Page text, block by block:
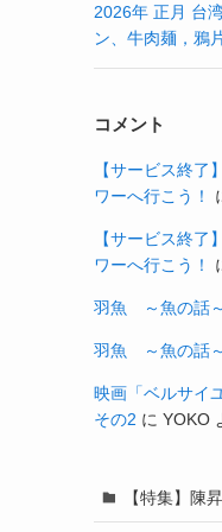
2026年 正月 台
ン、牛肉麺，鴉
コメント
【サービス終了
ワーへ行こう！
【サービス終了
ワーへ行こう！
羽魚 ～魚の話～
羽魚 ～魚の話～
映画「ベルサイ
その2 に YOKO
【特集】陳